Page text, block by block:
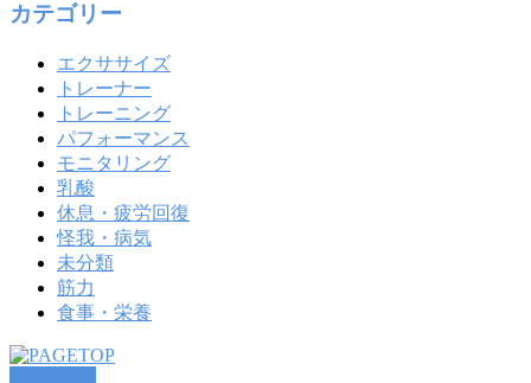
カテゴリー
エクササイズ
トレーナー
トレーニング
パフォーマンス
モニタリング
乳酸
休息・疲労回復
怪我・病気
未分類
筋力
食事・栄養